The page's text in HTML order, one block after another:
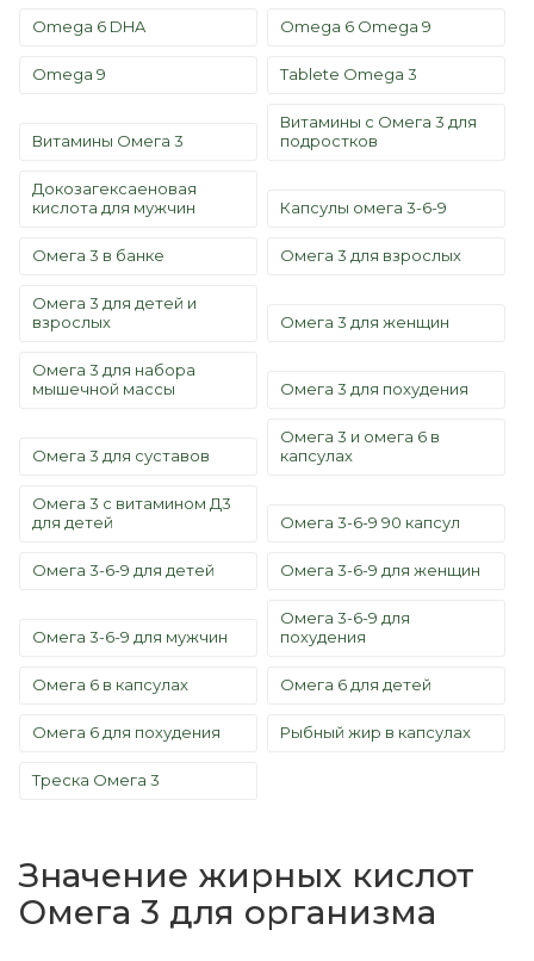
Omega 6 DHA Omega 6 Omega 9
Omega 9 Tablete Omega 3
Витамины Омега 3
Витамины с Омега 3 для
подростков
Докозагексаеновая
кислота для мужчин
Капсулы омега 3-6-9
Омега 3 в банке Омега 3 для взрослых
Омега 3 для детей и
взрослых
Омега 3 для женщин
Омега 3 для набора
мышечной массы
Омега 3 для похудения
Омега 3 для суставов
Омега 3 и омега 6 в
капсулах
Омега 3 с витамином Д3
для детей
Омега 3-6-9 90 капсул
Омега 3-6-9 для детей Омега 3-6-9 для женщин
Омега 3-6-9 для мужчин
Омега 3-6-9 для
похудения
Омега 6 в капсулах Омега 6 для детей
Омега 6 для похудения Рыбный жир в капсулах
Треска Омега 3
Значение жирных кислот
Омега 3 для организма